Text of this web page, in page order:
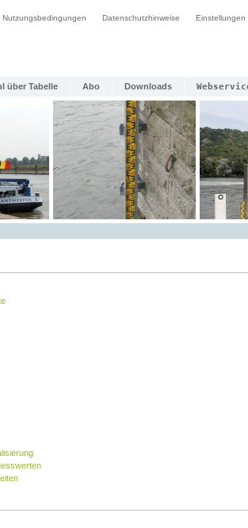
Nutzungsbedingungen Datenschutzhinweise Einstellungen
über Tabelle Abo Downloads